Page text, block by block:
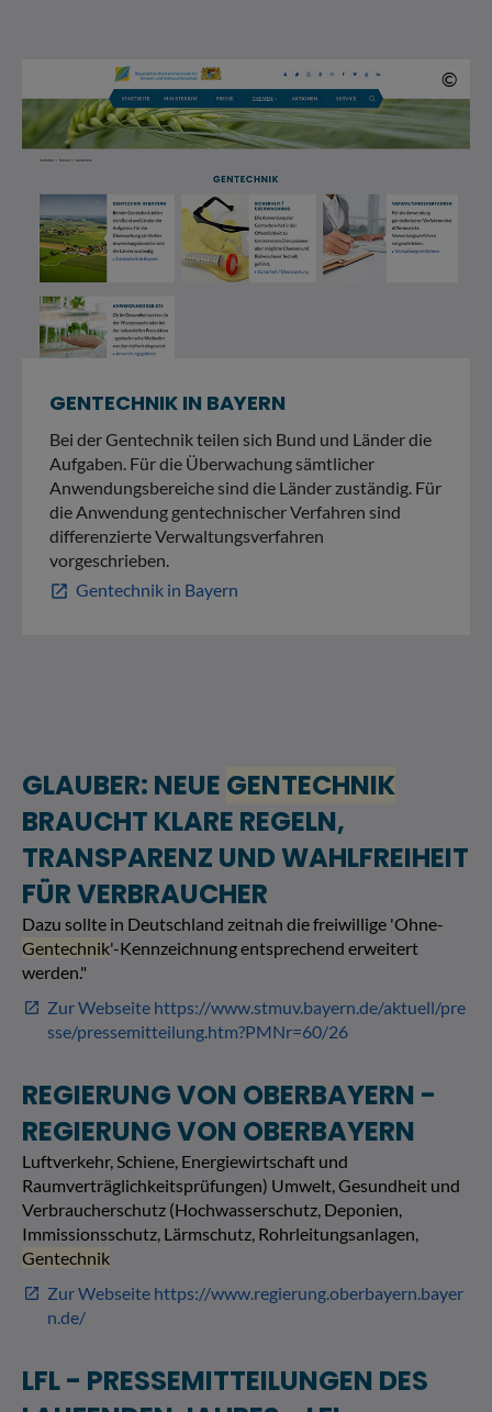
©
GENTECHNIK IN BAYERN
Bei der Gentechnik teilen sich Bund und Länder die
Aufgaben. Für die Überwachung sämtlicher
Anwendungsbereiche sind die Länder zuständig. Für
die Anwendung gentechnischer Verfahren sind
differenzierte Verwaltungsverfahren
vorgeschrieben.
open_in_new Gentechnik in Bayern